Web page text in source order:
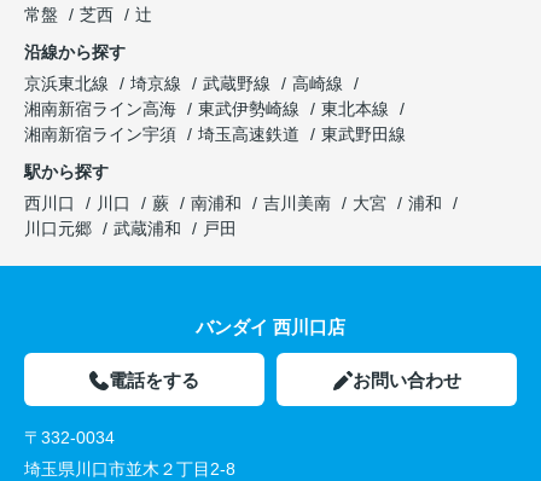
常盤
芝西
辻
沿線から探す
京浜東北線
埼京線 武蔵野線
高崎線
湘南新宿ライン高海
東武伊勢崎線
東北本線
湘南新宿ライン宇須
埼玉高速鉄道
東武野田線
駅から探す
西川口
川口 蕨 南浦和 吉川美南 大宮
浦和
川口元郷
武蔵浦和 戸田
バンダイ 西川口店
電話をする お問い合わせ
〒332-0034
埼玉県川口市並木２丁目2-8